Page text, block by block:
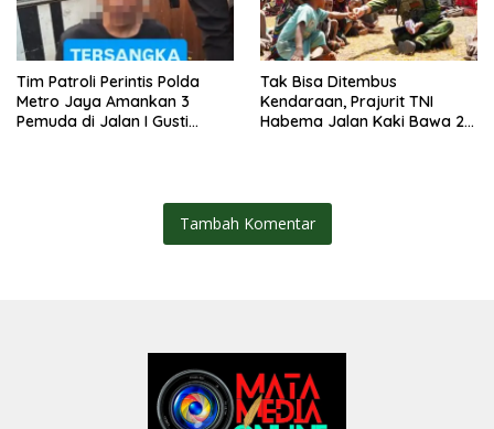
Tim Patroli Perintis Polda
Metro Jaya Amankan 3
Pemuda di Jalan I Gusti
Tak Bisa Ditembus
Kendaraan, Prajurit TNI
Habema Jalan Kaki Bawa 2
Tambah Komentar